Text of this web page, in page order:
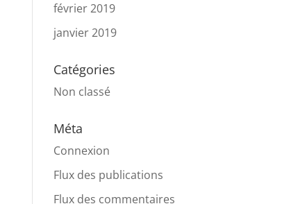
février 2019
janvier 2019
Catégories
Non classé
Méta
Connexion
Flux des publications
Flux des commentaires